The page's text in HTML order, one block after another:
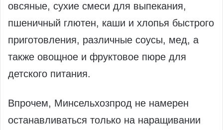
овсяные, сухие смеси для выпекания,
пшеничный глютен, каши и хлопья быстрого
приготовления, различные соусы, мед, а
также овощное и фруктовое пюре для
детского питания.
Впрочем, Минсельхозпрод не намерен
останавливаться только на наращивании